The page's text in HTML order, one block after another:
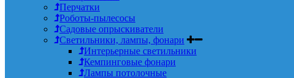
Перчатки
Роботы-пылесосы
Садовые опрыскиватели
Светильники, лампы, фонари
Интерьерные светильники
Кемпинговые фонари
Лампы потолочные